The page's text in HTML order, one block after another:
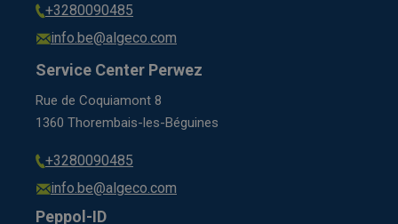
+3280090485
info.be@algeco.com
Service Center Perwez
Rue de Coquiamont 8
1360 Thorembais-les-Béguines
+3280090485
info.be@algeco.com
Peppol-ID